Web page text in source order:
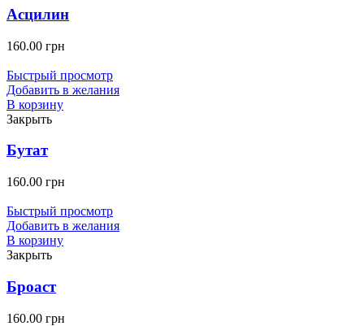
Асцилин
160.00 грн
Быстрый просмотр
Добавить в желания
В корзину
Закрыть
Бутат
160.00 грн
Быстрый просмотр
Добавить в желания
В корзину
Закрыть
Броаст
160.00 грн